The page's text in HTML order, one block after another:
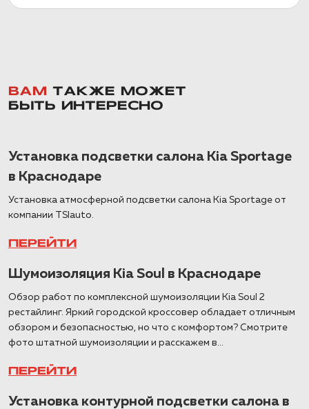
ВАМ
ТАКЖЕ МОЖЕТ
БЫТЬ ИНТЕРЕСНО
Установка подсветки салона Kia Sportage
в Краснодаре
Установка атмосферной подсветки салона Kia Sportage от
компании TSIauto.
ПЕРЕЙТИ
Шумоизоляция Kia Soul в Краснодаре
Обзор работ по комплексной шумоизоляции Kia Soul 2
рестайлинг. Яркий городской кроссовер обладает отличным
обзором и безопасностью, но что с комфортом? Смотрите
фото штатной шумоизоляции и расскажем в...
ПЕРЕЙТИ
Установка контурной подсветки салона в